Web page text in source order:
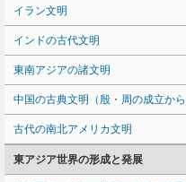
イラン文明
インドの古代文明
東南アジアの諸文明
中国の古典文明（殷・周の成立から
古代の南北アメリカ文明
東アジア世界の形成と発展